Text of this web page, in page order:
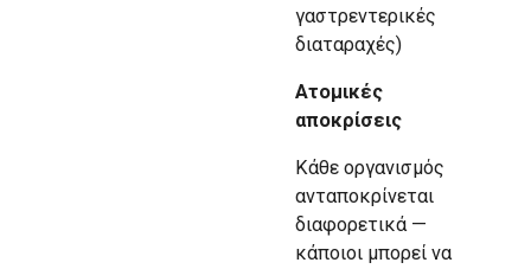
γαστρεντερικές
διαταραχές)
Ατομικές
αποκρίσεις
Κάθε οργανισμός
ανταποκρίνεται
διαφορετικά —
κάποιοι μπορεί να